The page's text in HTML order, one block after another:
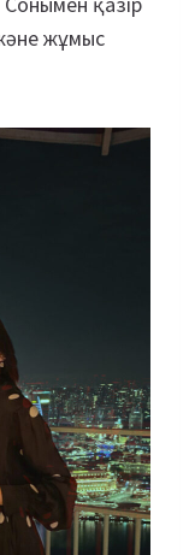
жұмыс